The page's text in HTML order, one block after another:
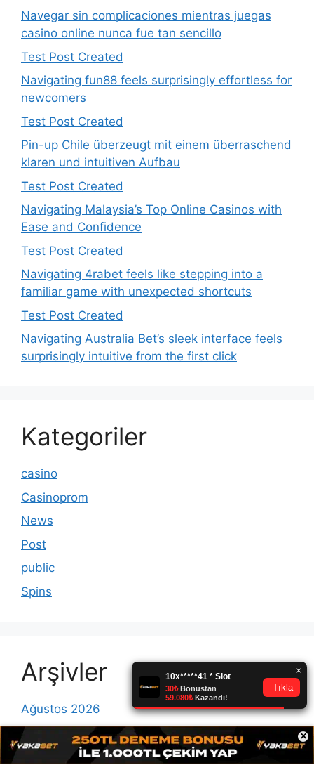
×
Navegar sin complicaciones mientras juegas
casino online nunca fue tan sencillo
Test Post Created
Navigating fun88 feels surprisingly effortless for
newcomers
Test Post Created
Pin-up Chile überzeugt mit einem überraschend
klaren und intuitiven Aufbau
Test Post Created
Navigating Malaysia’s Top Online Casinos with
Ease and Confidence
Test Post Created
Navigating 4rabet feels like stepping into a
familiar game with unexpected shortcuts
Test Post Created
Navigating Australia Bet’s sleek interface feels
surprisingly intuitive from the first click
Kategoriler
casino
Casinoprom
News
Post
public
Spins
Arşivler
Ağustos 2026
Temmuz 2026
Haziran 2026